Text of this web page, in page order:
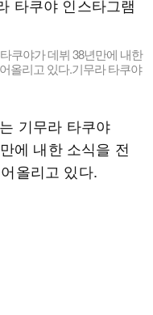
쿠야가 데뷔 38년만에 내한
올리고 있다.기무라 타쿠야
기무라 타쿠야
에 내한 소식을 전
올리고 있다.